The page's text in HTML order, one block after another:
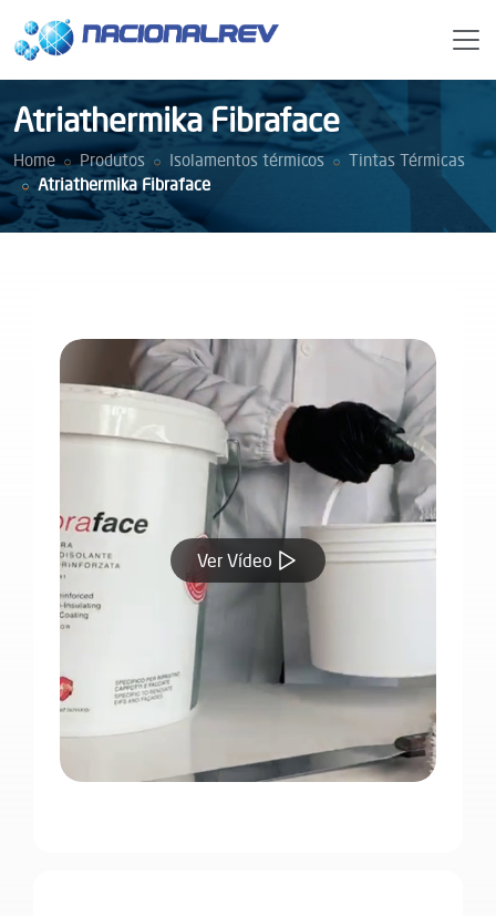
Atriathermika Fibraface
Home Produtos Isolamentos térmicos
Tintas Térmicas
Atriathermika Fibraface
Ver Vídeo